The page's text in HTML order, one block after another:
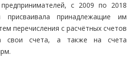
с 2009 по 2018
присваивала принадлежащие им
перечисления с расчётных счетов
свои счета, а также на счета